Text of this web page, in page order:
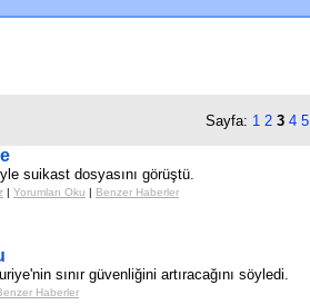
Sayfa: 1 2 3 4 5
suikast dosyasını görüştü.
| Yorumları Oku | Benzer Haberler
sınır güvenliğini artıracağını söyledi.
Haberler